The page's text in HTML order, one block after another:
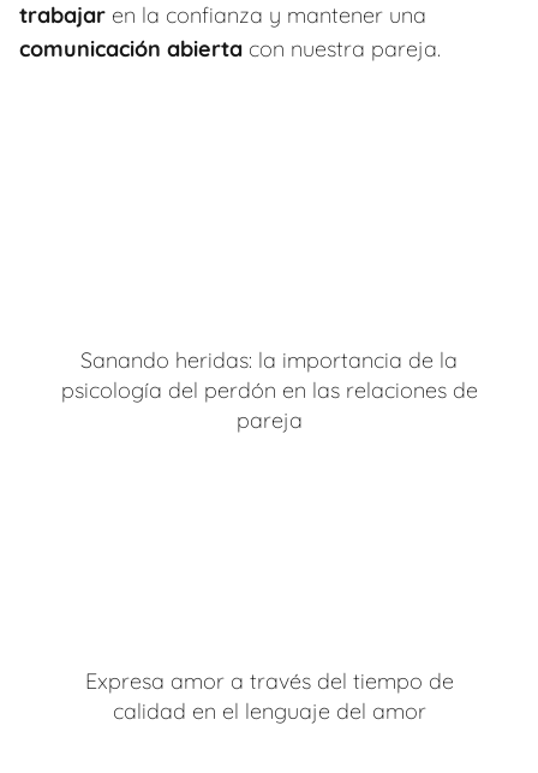
trabajar en la confianza y mantener una
comunicación abierta con nuestra pareja.
Sanando heridas: la importancia de la
psicología del perdón en las relaciones de
pareja
Expresa amor a través del tiempo de
calidad en el lenguaje del amor